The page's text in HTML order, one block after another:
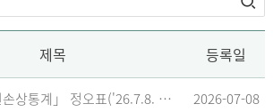
제목 등록일
「2024 퇴원손상통계」 정오표('26.7.8. 기준) 2026-07-08